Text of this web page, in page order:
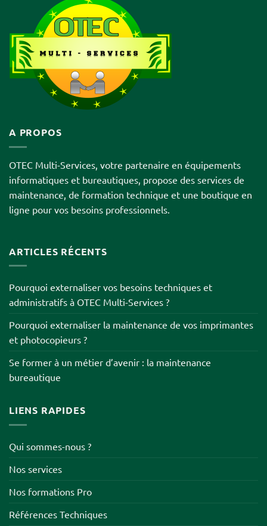
A PROPOS
OTEC Multi-Services, votre partenaire en équipements
informatiques et bureautiques, propose des services de
maintenance, de formation technique et une boutique en
ligne pour vos besoins professionnels.
ARTICLES RÉCENTS
Pourquoi externaliser vos besoins techniques et
administratifs à OTEC Multi-Services ?
Pourquoi externaliser la maintenance de vos imprimantes
et photocopieurs ?
Se former à un métier d’avenir : la maintenance
bureautique
LIENS RAPIDES
Qui sommes-nous ?
Nos services
Nos formations Pro
Références Techniques